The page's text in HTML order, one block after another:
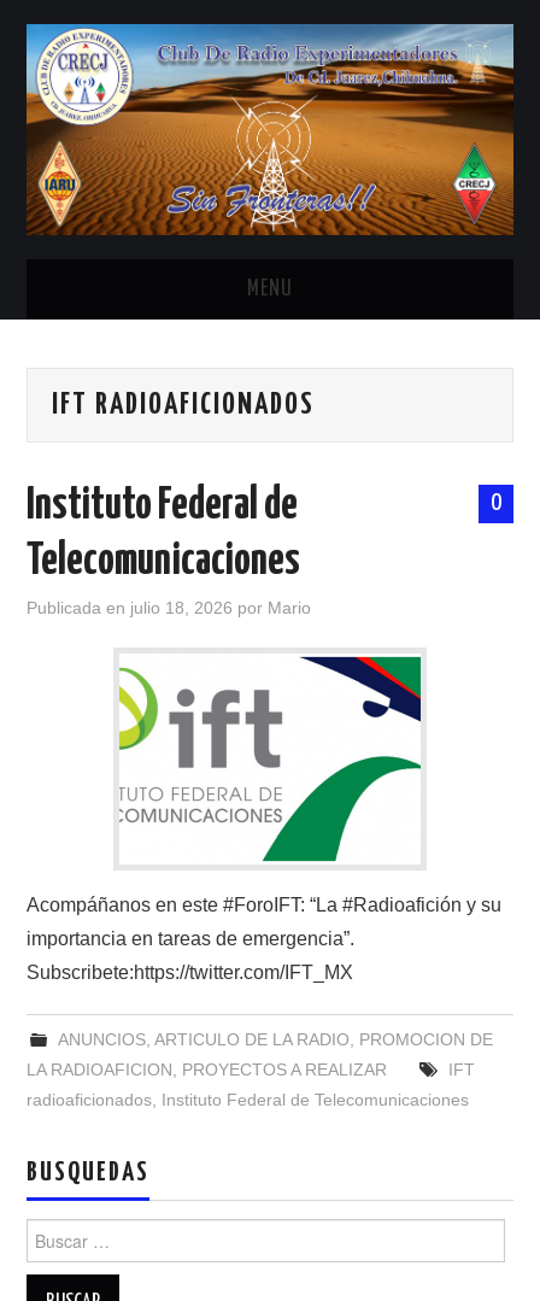
MENU
ANTENAS Y ACCESORIOS
BANDA CIVIL
HISTORIA DE LA RADIO
IMÁGENES CRECJ
MIEMBROS ORIGINALES
MODOS DIGITALES
RADIOAFICIONADOS EN MEXICO
IFT RADIOAFICIONADOS
0
Instituto Federal de
Telecomunicaciones
Publicada en julio 18, 2026 por Mario
Acompáñanos en este #ForoIFT: “La #Radioafición y su
importancia en tareas de emergencia”.
Subscribete:https://twitter.com/IFT_MX
ANUNCIOS, ARTICULO DE LA RADIO, PROMOCION DE
LA RADIOAFICION, PROYECTOS A REALIZAR
IFT
radioaficionados, Instituto Federal de Telecomunicaciones
BUSQUEDAS
Buscar: